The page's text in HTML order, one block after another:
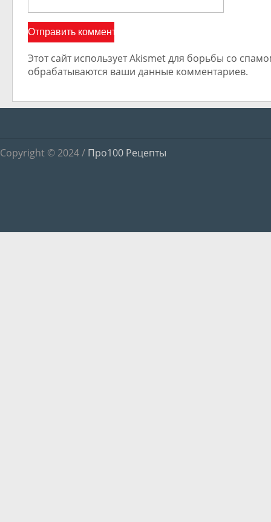
Этот сайт использует Akismet для борьбы со
обрабатываются ваши данные комментариев.
Copyright © 2024 / Про100 Рецепты